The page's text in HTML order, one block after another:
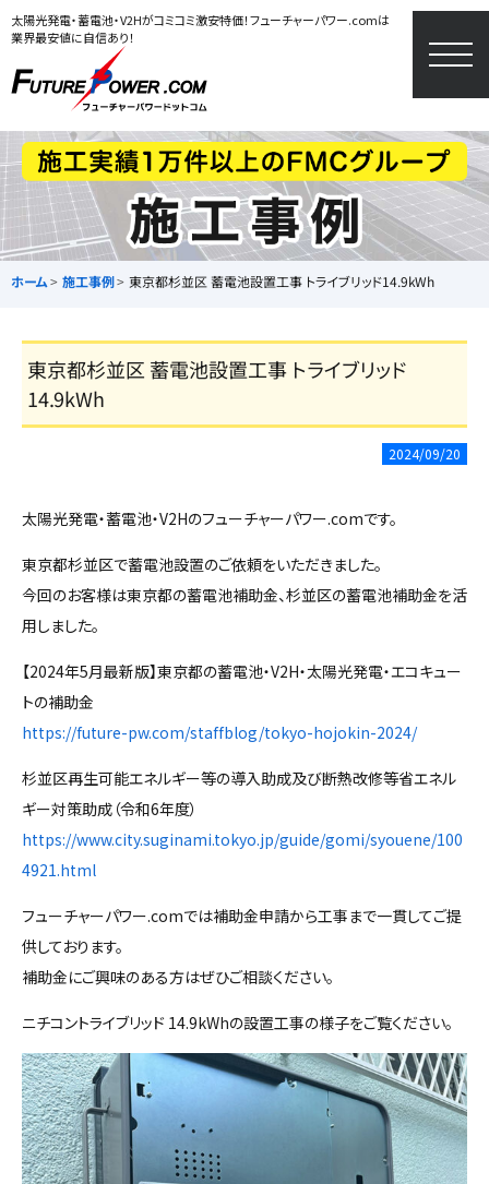
太陽光発電・蓄電池・V2Hがコミコミ激安特価！フューチャーパワー.comは
業界最安値に自信あり！
ホーム 施工事例 東京都杉並区 蓄電池設置工事 トライブリッド14.9kWh
東京都杉並区 蓄電池設置工事 トライブリッド
14.9kWh
2024/09/20
太陽光発電・蓄電池・V2Hのフューチャーパワー.comです。
東京都杉並区で蓄電池設置のご依頼をいただきました。
今回のお客様は東京都の蓄電池補助金、杉並区の蓄電池補助金を活
用しました。
【2024年5月最新版】東京都の蓄電池・V2H・太陽光発電・エコキュー
トの補助金
https://future-pw.com/staffblog/tokyo-hojokin-2024/
杉並区再生可能エネルギー等の導入助成及び断熱改修等省エネル
ギー対策助成（令和6年度）
https://www.city.suginami.tokyo.jp/guide/gomi/syouene/100
4921.html
フューチャーパワー.comでは補助金申請から工事まで一貫してご提
供しております。
補助金にご興味のある方はぜひご相談ください。
ニチコントライブリッド 14.9kWhの設置工事の様子をご覧ください。